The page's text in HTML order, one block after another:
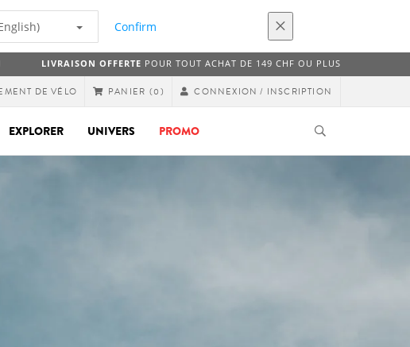
Confirm
LIVRAISON OFFERTE POUR TOUT ACHAT DE 149 CHF OU PLUS
DE VÉLO PANIER (0) CONNEXION / INSCRIPTION
EXPLORER UNIVERS PROMO